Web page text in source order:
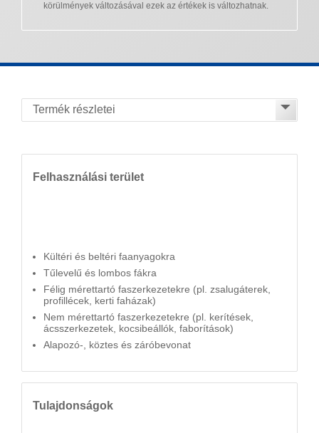
körülmények változásával ezek az értékek is változhatnak.
Felhasználási terület
Kültéri és beltéri faanyagokra
Tűlevelű és lombos fákra
Félig mérettartó faszerkezetekre (pl. zsalugáterek,
profillécek, kerti faházak)
Nem mérettartó faszerkezetekre (pl. kerítések,
ácsszerkezetek, kocsibeállók, faborítások)
Alapozó-, köztes és záróbevonat
Tulajdonságok